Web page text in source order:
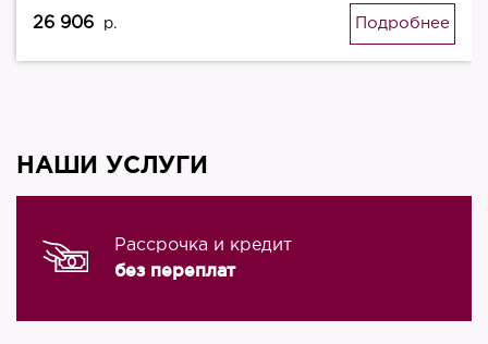
26 906 р. Подробнее
НАШИ УСЛУГИ
Рассрочка и кредит
без переплат